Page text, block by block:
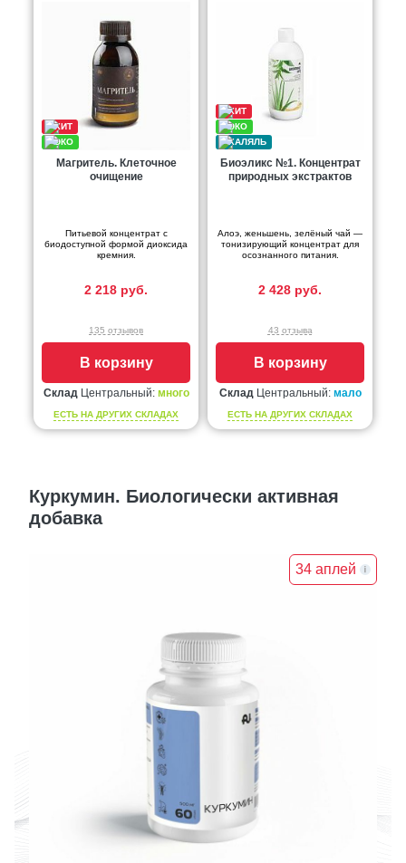
Магритель. Клеточное
очищение
Питьевой концентрат с
биодоступной формой диоксида
кремния.
2 218 руб.
135 отзывов
В корзину
Склад Центральный: много
ЕСТЬ НА ДРУГИХ СКЛАДАХ
Биоэликс №1. Концентрат
природных экстрактов
Алоэ, женьшень, зелёный чай —
тонизирующий концентрат для
осознанного питания.
2 428 руб.
43 отзыва
В корзину
Склад Центральный: мало
ЕСТЬ НА ДРУГИХ СКЛАДАХ
Куркумин. Биологически активная
добавка
34 аплей